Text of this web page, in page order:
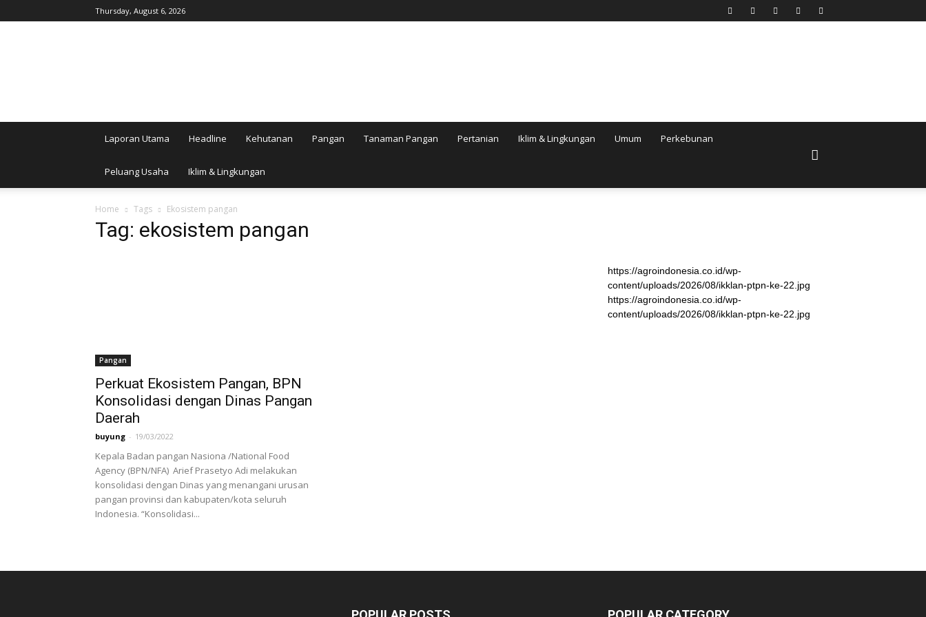
Thursday, August 6, 2026
Laporan Utama Headline Kehutanan Pangan Tanaman Pangan Pertanian Iklim & Lingkungan Umum Perkebunan
Peluang Usaha Iklim & Lingkungan
Home Tags Ekosistem pangan
Tag: ekosistem pangan
Pangan
Perkuat Ekosistem Pangan, BPN
Konsolidasi dengan Dinas Pangan
Daerah
buyung - 19/03/2022
Kepala Badan pangan Nasiona /National Food
Agency (BPN/NFA) Arief Prasetyo Adi melakukan
konsolidasi dengan Dinas yang menangani urusan
pangan provinsi dan kabupaten/kota seluruh
Indonesia. “Konsolidasi...
https://agroindonesia.co.id/wp-
content/uploads/2026/08/ikklan-ptpn-ke-22.jpg
https://agroindonesia.co.id/wp-
content/uploads/2026/08/ikklan-ptpn-ke-22.jpg